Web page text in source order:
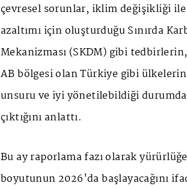
çevresel sorunlar, iklim değişikliği
azaltımı için oluşturduğu Sınırda
Mekanizması (SKDM) gibi
AB bölgesi olan Türkiye gibi
unsuru ve iyi yönetilebildiği
çıktığını anlattı.
Bu ay raporlama fazı olarak
boyutunun 2026'da başlayacağını